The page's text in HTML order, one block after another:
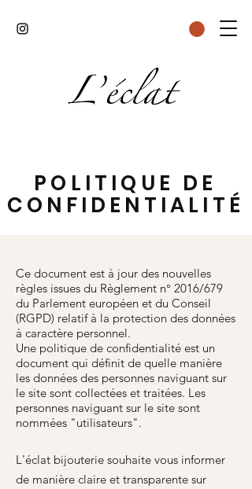
POLITIQUE DE
CONFIDENTIALITÉ
Ce document est à jour des nouvelles
règles issues du Règlement n° 2016/679
du Parlement européen et du Conseil
(RGPD) relatif à la protection des données
à caractère personnel.
Une politique de confidentialité est un
document qui définit de quelle manière
les données des personnes naviguant sur
le site sont collectées et traitées. Les
personnes naviguant sur le site sont
nommées "utilisateurs".
L'éclat bijouterie souhaite vous informer
de manière claire et transparente sur